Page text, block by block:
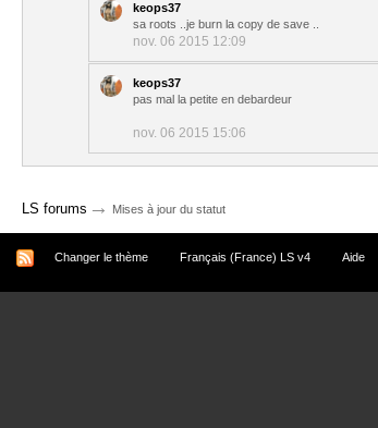
keops37
sa roots ..je burn la copy de save ..
nov. 06 2015 12:09
keops37
pas mal la petite en debardeur
nov. 06 2015 15:06
LS forums → Mises à jour du statut
Changer le thème Français (France) LS v4 Aide